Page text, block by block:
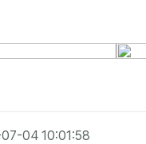
04 10:01:58